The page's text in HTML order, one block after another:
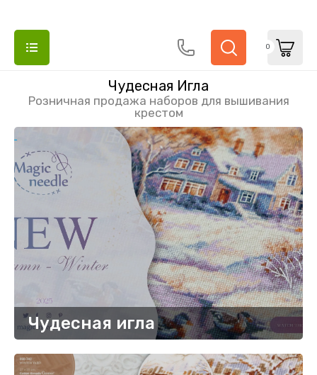
Чудесная Игла
Розничная продажа наборов для вышивания
крестом
0
Чудесная игла